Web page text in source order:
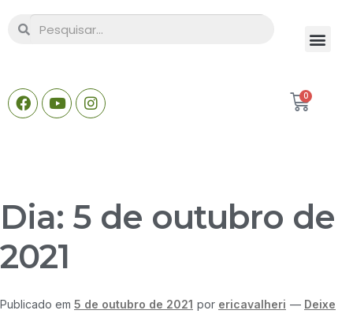
0
Dia: 5 de outubro de
2021
Publicado em 5 de outubro de 2021 por ericavalheri — Deixe